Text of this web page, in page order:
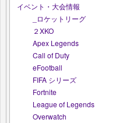
イベント・大会情報
_ロケットリーグ
２XKO
Apex Legends
Call of Duty
eFootball
FIFA シリーズ
Fortnite
League of Legends
Overwatch